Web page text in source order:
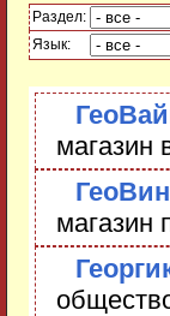
Раздел:
Язык:
магазин
магазин